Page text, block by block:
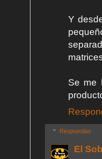
Y
Se me
Respuestas
El